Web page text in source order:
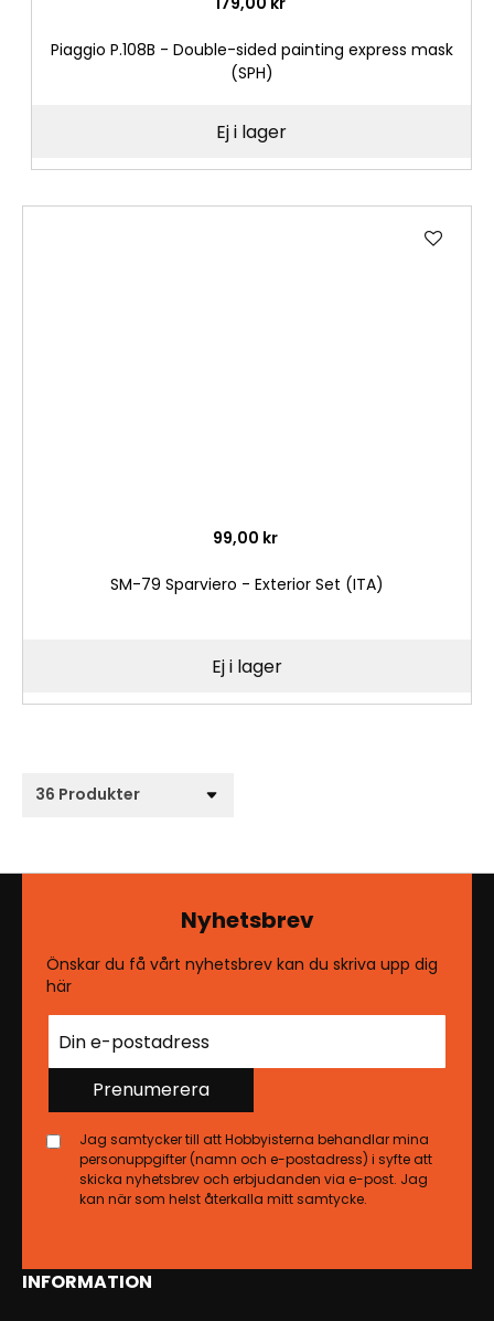
Piaggio P.108B - Double-sided painting express mask
(SPH)
Ej i lager
99,00 kr
SM-79 Sparviero - Exterior Set (ITA)
Ej i lager
INFORMATION
Nyhetsbrev
Önskar du få vårt nyhetsbrev kan du skriva upp dig
här
Prenumerera
Jag samtycker till att Hobbyisterna behandlar mina
personuppgifter (namn och e-postadress) i syfte att
skicka nyhetsbrev och erbjudanden via e-post. Jag
kan när som helst återkalla mitt samtycke.